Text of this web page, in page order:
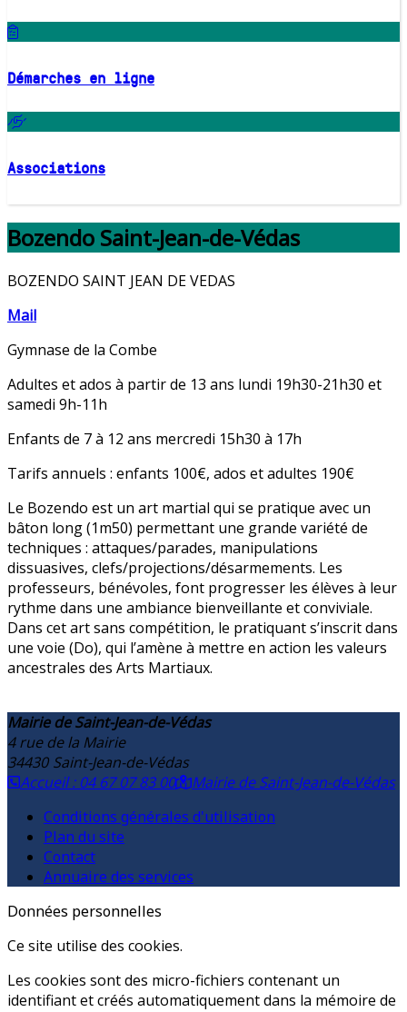
Démarches en ligne
Associations
Bozendo Saint-Jean-de-Védas
BOZENDO SAINT JEAN DE VEDAS
Mail
Gymnase de la Combe
Adultes et ados à partir de 13 ans lundi 19h30-21h30 et
samedi 9h-11h
Enfants de 7 à 12 ans mercredi 15h30 à 17h
Tarifs annuels : enfants 100€, ados et adultes 190€
Le Bozendo est un art martial qui se pratique avec un
bâton long (1m50) permettant une grande variété de
techniques : attaques/parades, manipulations
dissuasives, clefs/projections/désarmements. Les
professeurs, bénévoles, font progresser les élèves à leur
rythme dans une ambiance bienveillante et conviviale.
Dans cet art sans compétition, le pratiquant s’inscrit dans
une voie (Do), qui l’amène à mettre en action les valeurs
ancestrales des Arts Martiaux.
Mairie de Saint-Jean-de-Védas
4 rue de la Mairie
34430 Saint-Jean-de-Védas
Accueil : 04 67 07 83 00
Mairie de Saint-Jean-de-Védas
Conditions générales d'utilisation
Plan du site
Contact
Annuaire des services
Données personnelles
Ce site utilise des cookies.
Les cookies sont des micro-fichiers contenant un
identifiant et créés automatiquement dans la mémoire de